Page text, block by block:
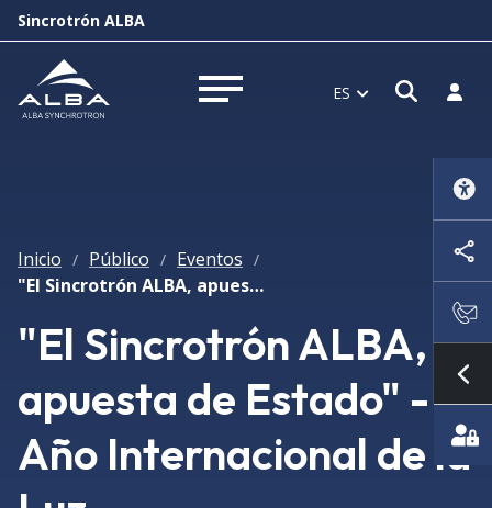
Sincrotrón ALBA
Abrir menú ES Abrir
Inicio / Público / Eventos /
"El Sincrotrón ALBA, apuesta de Estado" - Año Internacional de la Luz
"El Sincrotrón ALBA,
apuesta de Estado" -
Año Internacional de la